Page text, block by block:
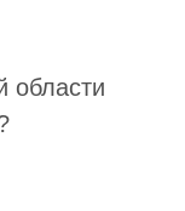
области